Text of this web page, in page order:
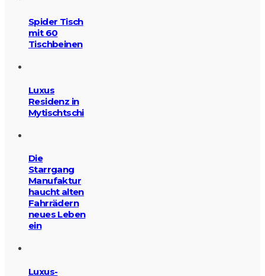
Spider Tisch
mit 60
Tischbeinen
Luxus
Residenz in
Mytischtschi
Die
Starrgang
Manufaktur
haucht alten
Fahrrädern
neues Leben
ein
Luxus-